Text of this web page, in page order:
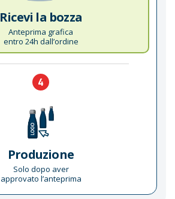
Ricevi la bozza
Anteprima grafica
entro 24h dall’ordine
4
Produzione
Solo dopo aver
approvato l’anteprima